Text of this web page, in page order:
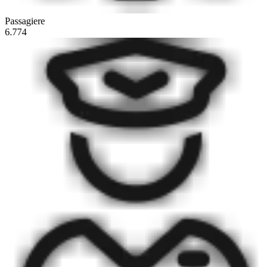
Passagiere
6.774